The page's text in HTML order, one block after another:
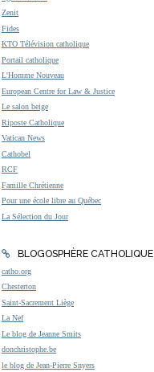
Zenit
Fides
KTO Télévision catholique
Portail catholique
L'Homme Nouveau
European Centre for Law & Justice
Le salon beige
Riposte Catholique
Vatican News
Cathobel
RCF
Famille Chrétienne
Pour une école libre au Québec
La Sélection du Jour
BLOGOSPHÈRE CATHOLIQUE
catho.org
Chesterton
Saint-Sacrement Liège
La Nef
Le blog de Jeanne Smits
donchristophe.be
le blog de Jean-Pierre Snyers